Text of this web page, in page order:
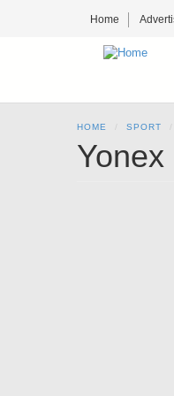
Home
HOME SPORT
Yonex